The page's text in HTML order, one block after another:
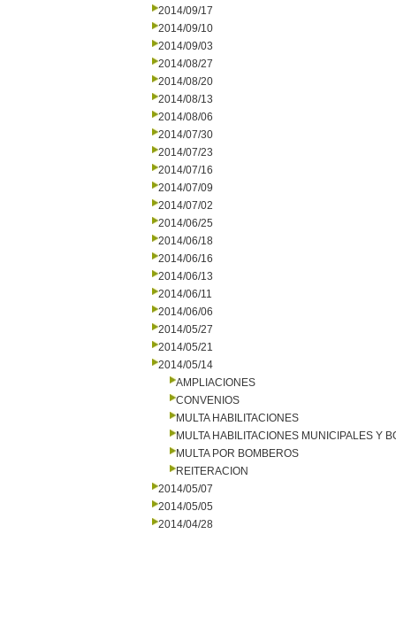
2014/09/17
2014/09/10
2014/09/03
2014/08/27
2014/08/20
2014/08/13
2014/08/06
2014/07/30
2014/07/23
2014/07/16
2014/07/09
2014/07/02
2014/06/25
2014/06/18
2014/06/16
2014/06/13
2014/06/11
2014/06/06
2014/05/27
2014/05/21
2014/05/14
AMPLIACIONES
CONVENIOS
MULTA HABILITACIONES
MULTA HABILITACIONES MUNICIPALES Y
MULTA POR BOMBEROS
REITERACION
2014/05/07
2014/05/05
2014/04/28